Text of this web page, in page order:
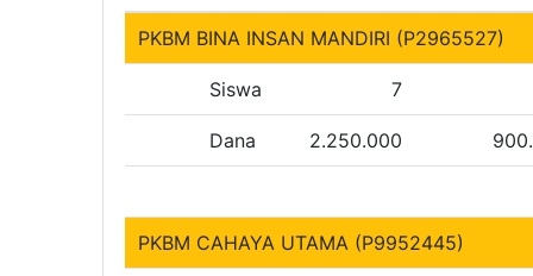
PKBM BINA INSAN MANDIRI (P2965527)
Siswa 7
Dana 2.250.000
PKBM CAHAYA UTAMA (P9952445)